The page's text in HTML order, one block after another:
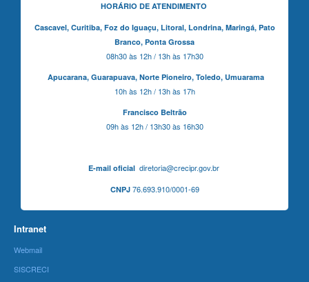
HORÁRIO DE ATENDIMENTO
Cascavel, Curitiba,Foz do Iguaçu, Litoral, Londrina, Maringá, Pato
Branco, Ponta Grossa
08h30 às 12h / 13h às 17h30
Apucarana, Guarapuava, Norte Pioneiro, Toledo, Umuarama
10h às 12h / 13h às 17h
Francisco Beltrão
09h às 12h / 13h30 às 16h30
E-mail oficialdiretoria@crecipr.gov.br
CNPJ76.693.910/0001-69
Intranet
Webmail
SISCRECI